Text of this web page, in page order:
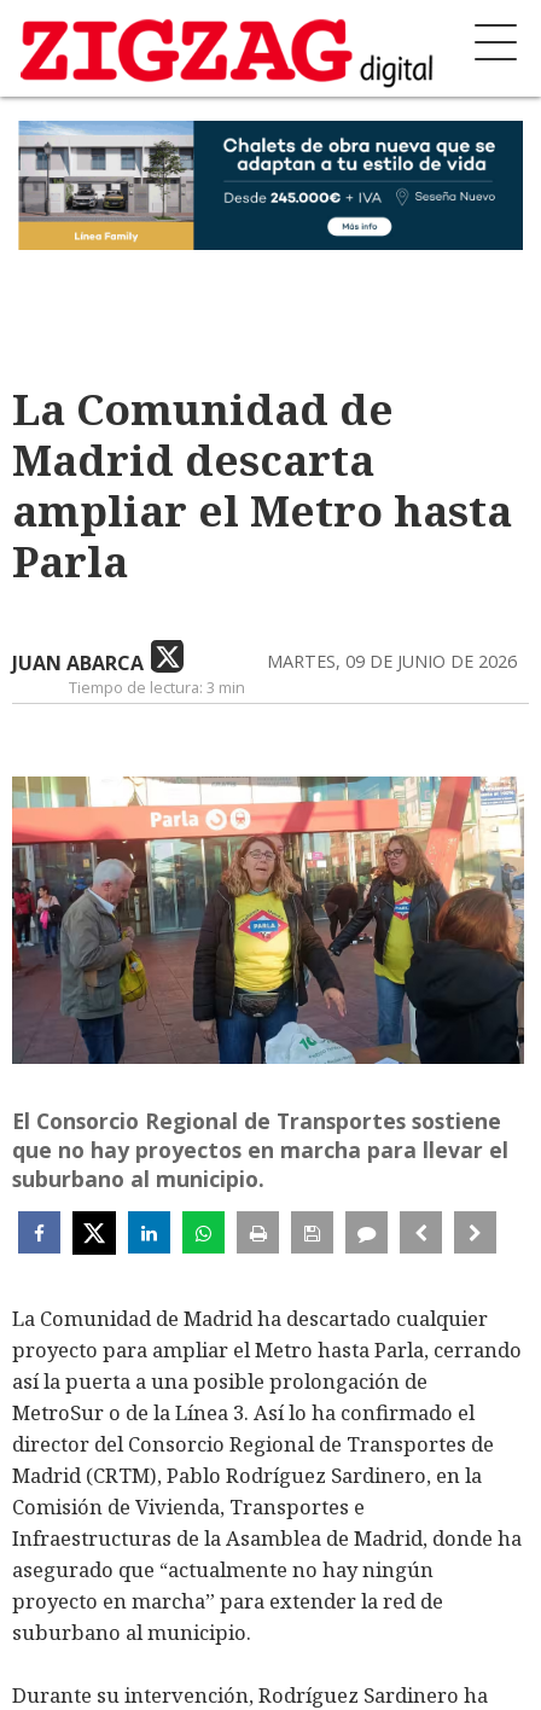
La Comunidad de
Madrid descarta
ampliar el Metro hasta
Parla
JUAN ABARCA MARTES, 09 DE JUNIO DE 2026
Tiempo de lectura: 3 min
El Consorcio Regional de Transportes sostiene
que no hay proyectos en marcha para llevar el
suburbano al municipio.
La Comunidad de Madrid ha descartado cualquier
proyecto para ampliar el Metro hasta Parla, cerrando
así la puerta a una posible prolongación de
MetroSur o de la Línea 3. Así lo ha confirmado el
director del Consorcio Regional de Transportes de
Madrid (CRTM), Pablo Rodríguez Sardinero, en la
Comisión de Vivienda, Transportes e
Infraestructuras de la Asamblea de Madrid, donde ha
asegurado que “actualmente no hay ningún
proyecto en marcha” para extender la red de
suburbano al municipio.
Durante su intervención, Rodríguez Sardinero ha